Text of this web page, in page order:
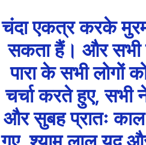
चंदा एकत्र करके
सकता हैं। और सभी
पारा के सभी
चर्चा करते हुए, सभी
और सुबह प्रातः